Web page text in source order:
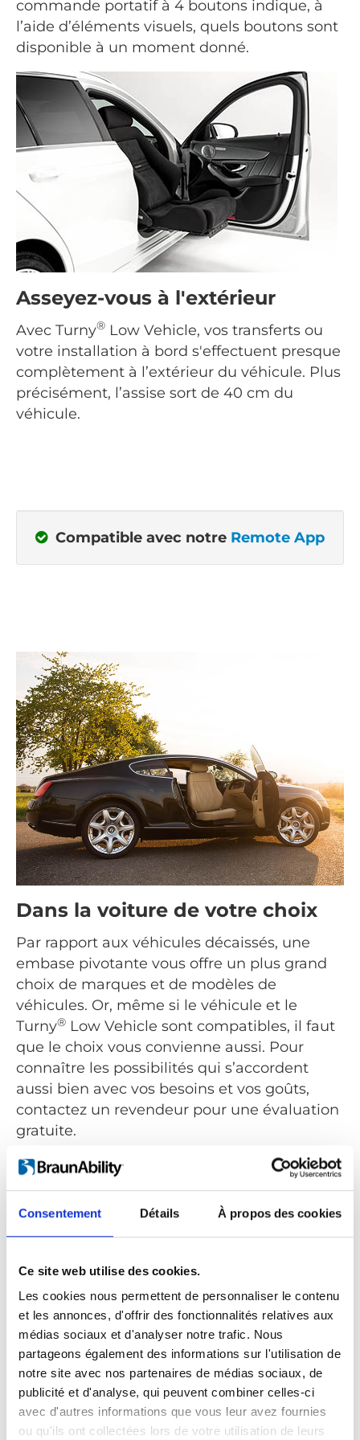
Consentement Détails À propos des cookies
Ce site web utilise des cookies.
Les cookies nous permettent de personnaliser le contenu
et les annonces, d'offrir des fonctionnalités relatives aux
médias sociaux et d'analyser notre trafic. Nous
partageons également des informations sur l'utilisation de
notre site avec nos partenaires de médias sociaux, de
publicité et d'analyse, qui peuvent combiner celles-ci
avec d'autres informations que vous leur avez fournies
ou qu'ils ont collectées lors de votre utilisation de leurs
commande portatif à 4 boutons indique, à
l’aide d’éléments visuels, quels boutons sont
disponible à un moment donné.
Asseyez-vous à l'extérieur
Avec Turny® Low Vehicle, vos transferts ou
votre installation à bord s'effectuent presque
complètement à l’extérieur du véhicule. Plus
précisément, l’assise sort de 40 cm du
véhicule.
Compatible avec notre Remote App
Dans la voiture de votre choix
Par rapport aux véhicules décaissés, une
embase pivotante vous offre un plus grand
choix de marques et de modèles de
véhicules. Or, même si le véhicule et le
Turny® Low Vehicle sont compatibles, il faut
que le choix vous convienne aussi. Pour
connaître les possibilités qui s’accordent
aussi bien avec vos besoins et vos goûts,
contactez un revendeur pour une évaluation
gratuite.
Rechercher un revendeur
prévu pour les véhicules bas tels que berlines, coupés,
breaks et monospaces. Pour les véhicules plus haut,